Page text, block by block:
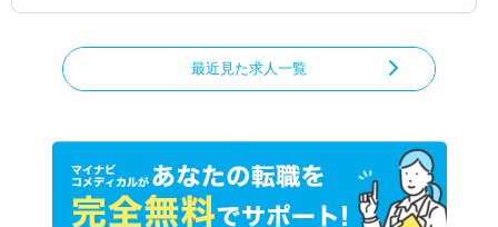
最近見た求人一覧